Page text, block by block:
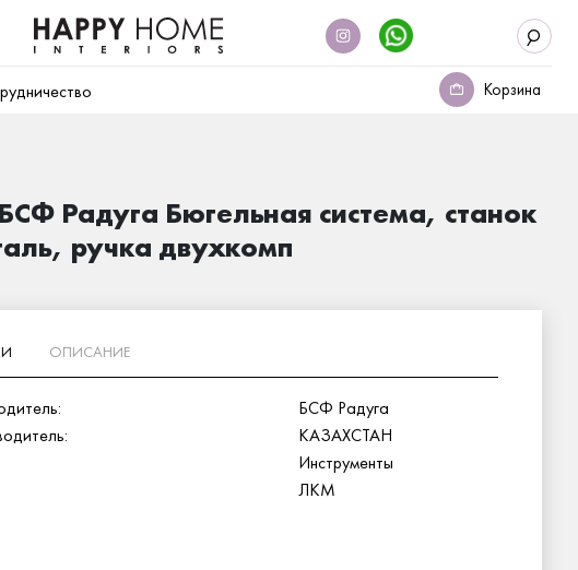
Корзина
Радуга Бюгельная система, станок
ручка двухкомп
ОПИСАНИЕ
БСФ Радуга
КАЗАХСТАН
Инструменты
ЛКМ